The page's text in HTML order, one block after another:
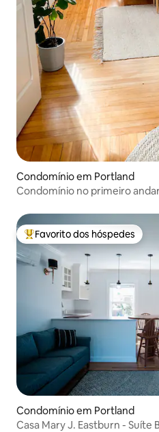
Condomínio em Portland
Condomínio no primeiro
Favoritos dos hóspedes mais
Favorito dos hóspedes
Condomínio em Portland
Casa Mary J. Eastburn - Suíte